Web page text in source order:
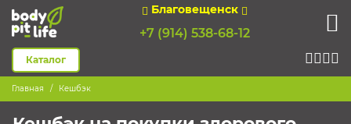
Благовещенск
+7 (914) 538-68-12
Каталог
Главная Кешбэк